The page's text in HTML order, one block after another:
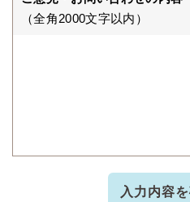
（全角2000文字以内）
入力内容